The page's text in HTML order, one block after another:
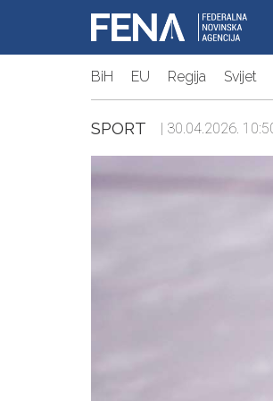
BiH EU Regija Svijet
SPORT | 30.04.2026.